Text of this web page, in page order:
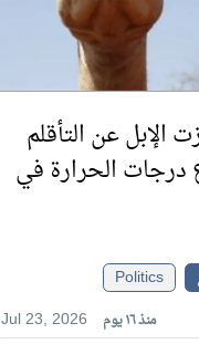
عن التأقلم
درجات الحرارة في
Politics
Jul 23, 2026
منذ ١٦ يوم